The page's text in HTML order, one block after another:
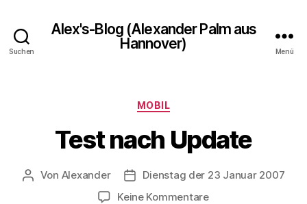
Suchen
Alex's-Blog (Alexander Palm aus
Hannover)
Menü
Kategorien
MOBIL
Test nach Update
Beitragsautor
Von Alexander Veröffentlichungsdatum
Dienstag der 23 Januar 2007
Keine Kommentarezu